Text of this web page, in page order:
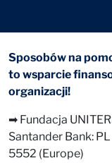
Sposobów na
to wsparcie
organizacji!
➡ Fundacja
Santander Bank:
5552 (Europe)